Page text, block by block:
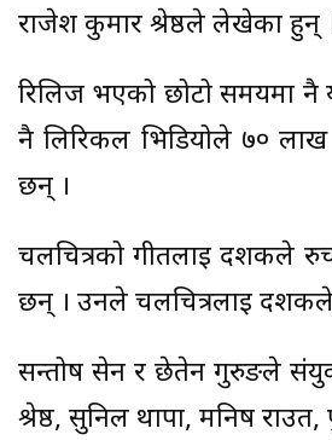
राजेश कुमार श्रेष्ठले लेखेका हुन्
रिलिज भएको छोटो समयमा
नै लिरिकल भिडियोले ७० लाख
छन् ।
चलचित्रको गीतलाई दर्शकले
छन् । उनले चलचित्रलाई
सन्तोष सेन र छेतेन गुरुङले
श्रेष्ठ, सुनिल थापा, मनिष